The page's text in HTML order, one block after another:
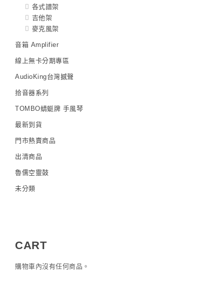
各式譜架
吉他架
麥克風架
音箱 Amplifier
線上無卡分期專區
AudioKing台灣撼聲
拾音器系列
TOMBO蜻蜓牌 手風琴
最新到貨
門市熱賣商品
出清商品
魯儒空靈鼓
未分類
CART
購物車內沒有任何商品。